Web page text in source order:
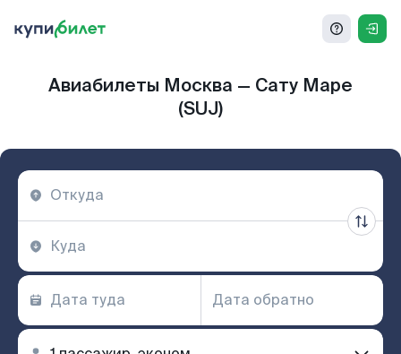
Авиабилеты Москва — Сату Маре
(SUJ)